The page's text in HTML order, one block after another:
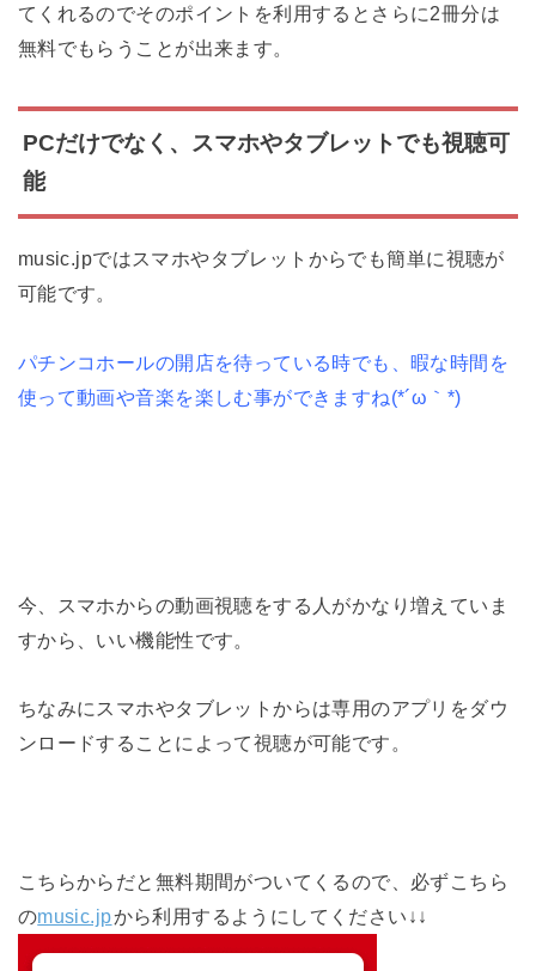
てくれるのでそのポイントを利用するとさらに2冊分は
無料でもらうことが出来ます。
PCだけでなく、スマホやタブレットでも視聴可
能
music.jpではスマホやタブレットからでも簡単に視聴が
可能です。
パチンコホールの開店を待っている時でも、暇な時間を
使って動画や音楽を楽しむ事ができますね(*´ω｀*)
今、スマホからの動画視聴をする人がかなり増えていま
すから、いい機能性です。
ちなみにスマホやタブレットからは専用のアプリをダウ
ンロードすることによって視聴が可能です。
こちらからだと無料期間がついてくるので、必ずこちら
のmusic.jpから利用するようにしてください↓↓